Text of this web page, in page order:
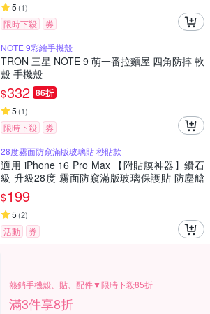
5 (1)
限時下殺
券
NOTE 9彩繪手機殼
TRON 三星 NOTE 9 萌一番拉麵屋 四角防摔 軟
殼 手機殼
$332 86折
5 (1)
限時下殺
券
28度霧面防窺滿版玻璃貼 秒貼款
適用 iPhone 16 Pro Max 【附貼膜神器】鑽石
級 升級28度 霧面防窺滿版玻璃保護貼 防塵艙
手遊專用 附貼膜神器 秒貼款
$199
5 (2)
活動 券
熱銷手機殼、貼、配件▼限時下殺85折
滿3件享8折